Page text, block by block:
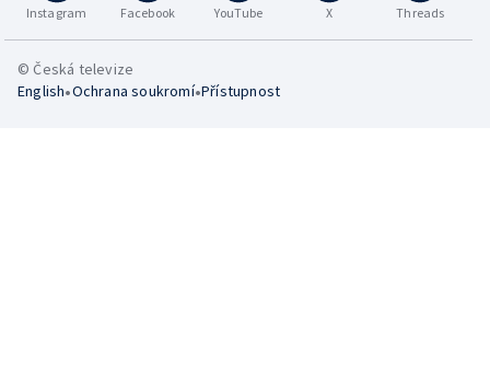
Instagram Facebook YouTube X Threads
© Česká televize
English•Ochrana soukromí•Přístupnost